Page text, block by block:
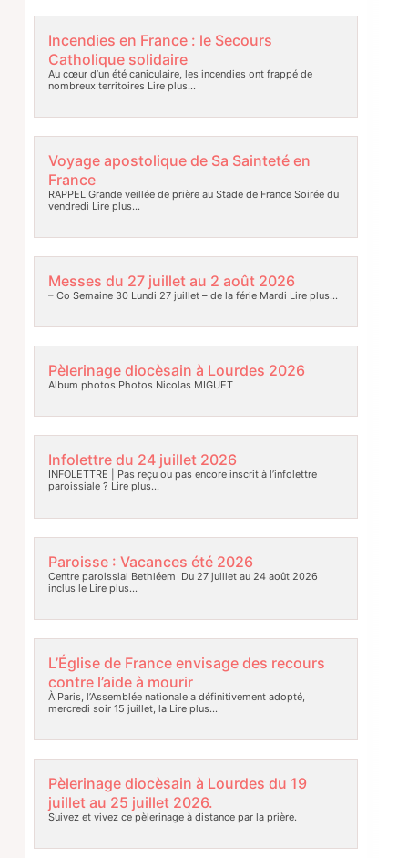
Incendies en France : le Secours
Catholique solidaire
Au cœur d’un été caniculaire, les incendies ont frappé de
nombreux territoires Lire plus…
Voyage apostolique de Sa Sainteté en
France
RAPPEL Grande veillée de prière au Stade de France Soirée du
vendredi Lire plus…
Messes du 27 juillet au 2 août 2026
– Co Semaine 30 Lundi 27 juillet – de la férie Mardi Lire plus…
Pèlerinage diocèsain à Lourdes 2026
Album photos Photos Nicolas MIGUET
Infolettre du 24 juillet 2026
INFOLETTRE | Pas reçu ou pas encore inscrit à l’infolettre
paroissiale ? Lire plus…
Paroisse : Vacances été 2026
Centre paroissial Bethléem Du 27 juillet au 24 août 2026
inclus leLire plus…
L’Église de France envisage des recours
contre l’aide à mourir
À Paris, l’Assemblée nationale a définitivement adopté,
mercredi soir 15 juillet, laLire plus…
Pèlerinage diocèsain à Lourdes du 19
juillet au 25 juillet 2026.
Suivez et vivez ce pèlerinage à distance par la prière.